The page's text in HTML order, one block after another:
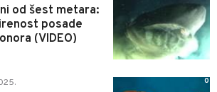
od šest metara:
posade
(VIDEO)
0